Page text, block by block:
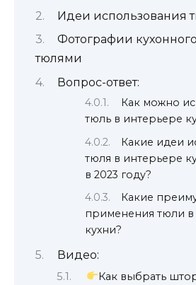
Идеи использования
Фотографии
тюлями
Вопрос-ответ:
Как можно
тюль в интерьере
Какие идеи
тюля в интерьере
в 2023 году?
Какие
применения тюли в
кухни?
Видео:
Как выбрать